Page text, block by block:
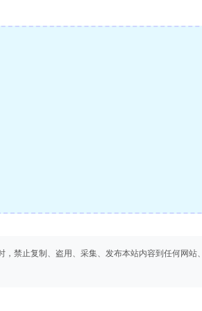
禁止复制、盗用、采集、发布本站内容到任何网站、